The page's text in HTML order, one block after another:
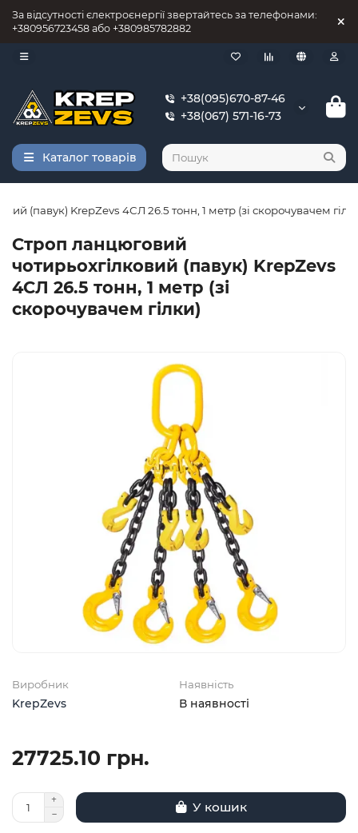
За відсутності єлектроєнергії звертайтесь за телефонами:
+380956723458 або +380985782882
+38(095)670-87-46
+38(067) 571-16-73
Каталог товарів
(павук) KrepZevs 4СЛ 26.5 тонн, 1 метр (зі скорочувачем
Строп ланцюговий
чотирьохгілковий (павук) KrepZevs
4СЛ 26.5 тонн, 1 метр (зі
скорочувачем гілки)
Виробник
KrepZevs
Наявність
В наявності
27725.10 грн.
У кошик